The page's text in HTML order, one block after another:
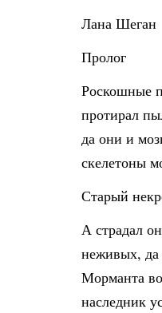
Лана Шеган
Пролог
Роскошные
протирал
да они и
скелетоны
Старый
А страдал
неживых, да
Морманта
наследник